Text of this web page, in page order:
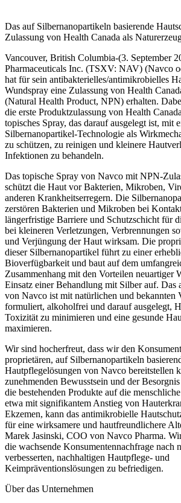
Das auf Silbernanopartikeln basierende
Zulassung von Health Canada als
Vancouver, British Columbia-(3. September
Pharmaceuticals Inc. (TSXV: NAV) (Navco
hat für sein antibakterielles/antimikrobielles
Wundspray eine Zulassung von Health
(Natural Health Product, NPN) erhalten.
die erste Produktzulassung von Health
topisches Spray, das darauf ausgelegt ist, mit
Silbernanopartikel-Technologie als
zu schützen, zu reinigen und kleinere
Infektionen zu behandeln.
Das topische Spray von Navco mit NPN-
schützt die Haut vor Bakterien, Mikroben,
anderen Krankheitserregern. Die
zerstören Bakterien und Mikroben bei
längerfristige Barriere und Schutzschicht für
bei kleineren Verletzungen, Verbrennungen
und Verjüngung der Haut wirksam. Die
dieser Silbernanopartikel führt zu einer
Bioverfügbarkeit und baut auf dem
Zusammenhang mit den Vorteilen neuartiger
Einsatz einer Behandlung mit Silber auf. Das
von Navco ist mit natürlichen und bekannten
formuliert, alkoholfrei und darauf ausgelegt,
Toxizität zu minimieren und eine gesunde
maximieren.
Wir sind hocherfreut, dass wir den
proprietären, auf Silbernanopartikeln
Hautpflegelösungen von Navco bereitstellen
zunehmenden Bewusstsein und der
die bestehenden Produkte auf die
etwa mit signifikantem Anstieg von
Ekzemen, kann das antimikrobielle
für eine wirksamere und hautfreundlichere
Marek Jasinski, COO von Navco Pharma.
die wachsende Konsumentennachfrage nach
verbesserten, nachhaltigen Hautpflege- und
Keimpräventionslösungen zu befriedigen.
Über das Unternehmen